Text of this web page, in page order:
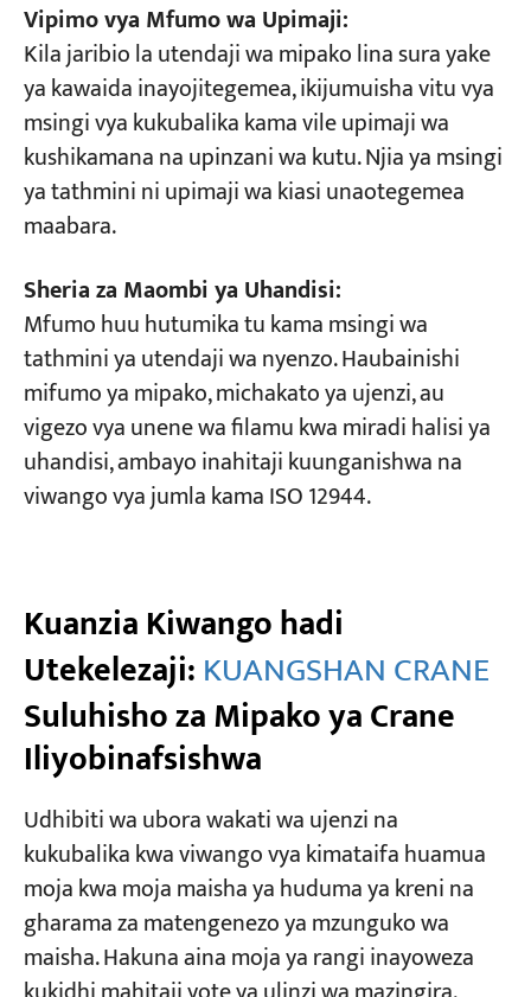
Vipimo vya Mfumo wa Upimaji:
Kila jaribio la utendaji wa mipako lina sura yake
ya kawaida inayojitegemea, ikijumuisha vitu vya
msingi vya kukubalika kama vile upimaji wa
kushikamana na upinzani wa kutu. Njia ya msingi
ya tathmini ni upimaji wa kiasi unaotegemea
maabara.
Sheria za Maombi ya Uhandisi:
Mfumo huu hutumika tu kama msingi wa
tathmini ya utendaji wa nyenzo. Haubainishi
mifumo ya mipako, michakato ya ujenzi, au
vigezo vya unene wa filamu kwa miradi halisi ya
uhandisi, ambayo inahitaji kuunganishwa na
viwango vya jumla kama ISO 12944.
Kuanzia Kiwango hadi
Utekelezaji:KUANGSHAN CRANE
Suluhisho za Mipako ya Crane
Iliyobinafsishwa
Udhibiti wa ubora wakati wa ujenzi na
kukubalika kwa viwango vya kimataifa huamua
moja kwa moja maisha ya huduma ya kreni na
gharama za matengenezo ya mzunguko wa
maisha. Hakuna aina moja ya rangi inayoweza